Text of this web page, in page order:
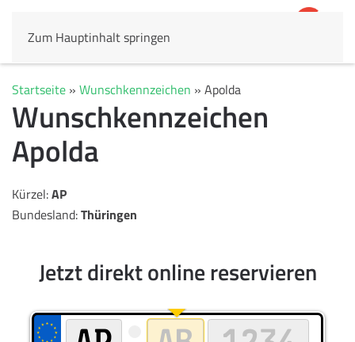
Zum Hauptinhalt springen
Startseite » Wunschkennzeichen » Apolda
Wunschkennzeichen
Apolda
Kürzel:AP
Bundesland:Thüringen
Jetzt direkt online reservieren